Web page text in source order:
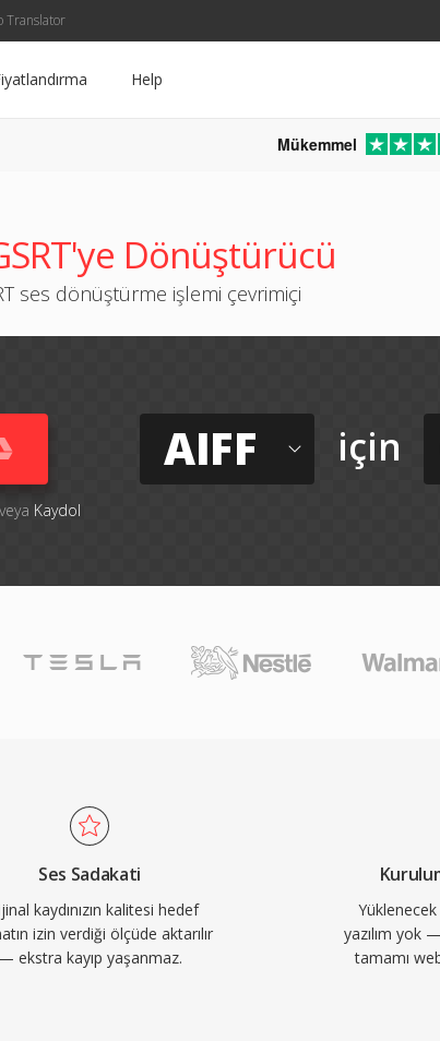
Translator
Help
Mükemmel
Dönüştürücü
ses dönüştürme işlemi çevrimiçi
Kaydol
AIFF için
Ses Sadakati
kaydınızın kalitesi hedef
izin verdiği ölçüde aktarılır
— ekstra kayıp yaşanmaz.
yazılım yok
tamamı web